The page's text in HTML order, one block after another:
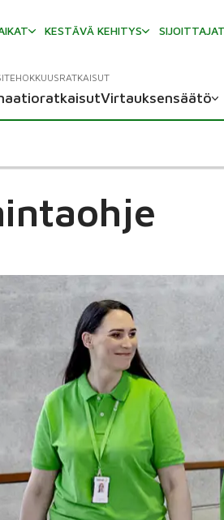
KESTÄVÄ KEHITYS SIJOITTAJAT
Virtauksensäätö